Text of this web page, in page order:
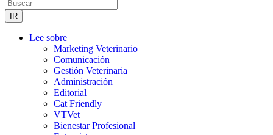
Lee sobre
Marketing Veterinario
Comunicación
Gestión Veterinaria
Administración
Editorial
Cat Friendly
VTVet
Bienestar Profesional